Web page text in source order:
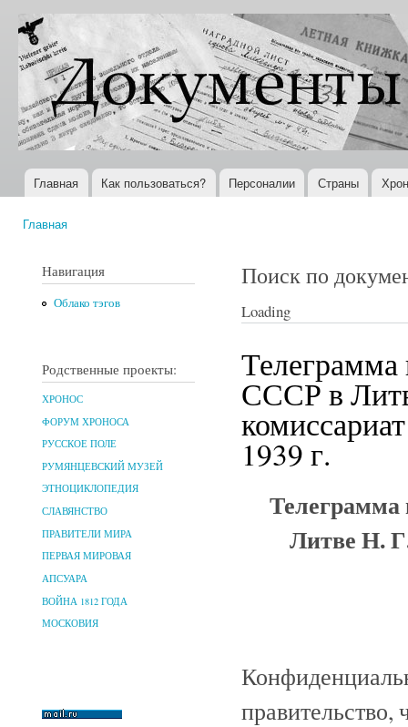
Документы
XX века
Всемирная
история в
Интернете
Главное меню
Главная Как пользоваться? Персоналии Страны
Главная
Навигация
Облако тэгов
Родственные проекты:
ХРОНОС
ФОРУМ ХРОНОСА
РУССКОЕ ПОЛЕ
РУМЯНЦЕВСКИЙ МУЗЕЙ
ЭТНОЦИКЛОПЕДИЯ
СЛАВЯНСТВО
ПРАВИТЕЛИ МИРА
ПЕРВАЯ МИРОВАЯ
АПСУАРА
ВОЙНА 1812 ГОДА
МОСКОВИЯ
Поиск по
Loading
Телеграмма
СССР в
1939 г.
Телеграмма
Литве Н.